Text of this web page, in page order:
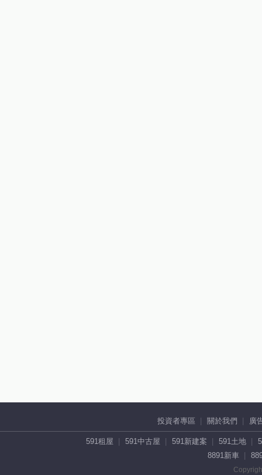
投資者專區 關於我們 廣
591租屋 591中古屋 591新建案 591土地
8891新車